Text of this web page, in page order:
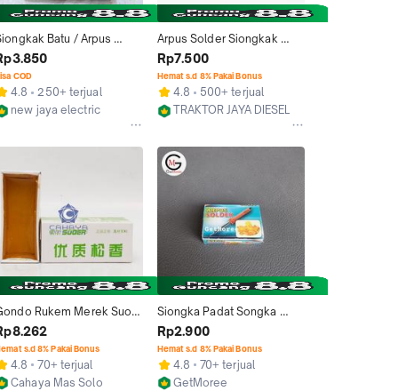
Batu / Arpus
COD
4.8
250+ terjual
new jaya electric
Arpus Solder Siongkak
Solder Padat
Rp7.500
Hemat s.d 8% Pakai Bonus
4.8
500+ terjual
TRAKTOR JAYA DIESEL
Rukem Merek Suoer
Solder Arpus Gum
Getah Resin
s.d 8% Pakai Bonus
4.8
70+ terjual
Cahaya Mas Solo
Siongka Padat Songka
Padat Arpus Solder
Rp2.900
Hemat s.d 8% Pakai Bonus
4.8
70+ terjual
GetMoree